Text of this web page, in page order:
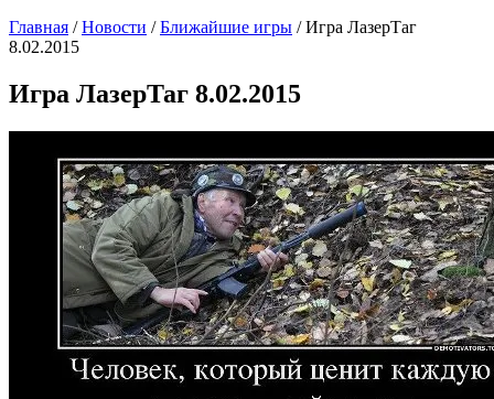
Главная /Новости /Ближайшие игры /Игра ЛазерТаг
8.02.2015
Игра ЛазерТаг 8.02.2015